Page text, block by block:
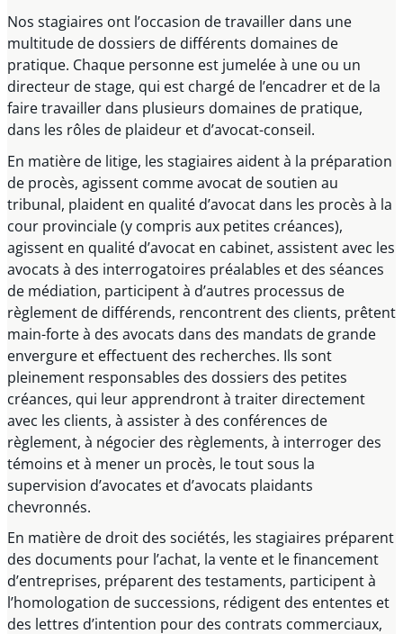
Nos stagiaires ont l’occasion de travailler dans une
multitude de dossiers de différents domaines de
pratique. Chaque personne est jumelée à une ou un
directeur de stage, qui est chargé de l’encadrer et de la
faire travailler dans plusieurs domaines de pratique,
dans les rôles de plaideur et d’avocat-conseil.
En matière de litige, les stagiaires aident à la préparation
de procès, agissent comme avocat de soutien au
tribunal, plaident en qualité d’avocat dans les procès à la
cour provinciale (y compris aux petites créances),
agissent en qualité d’avocat en cabinet, assistent avec les
avocats à des interrogatoires préalables et des séances
de médiation, participent à d’autres processus de
règlement de différends, rencontrent des clients, prêtent
main-forte à des avocats dans des mandats de grande
envergure et effectuent des recherches. Ils sont
pleinement responsables des dossiers des petites
créances, qui leur apprendront à traiter directement
avec les clients, à assister à des conférences de
règlement, à négocier des règlements, à interroger des
témoins et à mener un procès, le tout sous la
supervision d’avocates et d’avocats plaidants
chevronnés.
En matière de droit des sociétés, les stagiaires préparent
des documents pour l’achat, la vente et le financement
d’entreprises, préparent des testaments, participent à
l’homologation de successions, rédigent des ententes et
des lettres d’intention pour des contrats commerciaux,